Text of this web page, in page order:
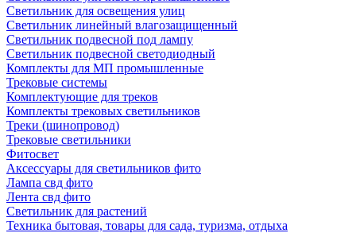
Светильник для освещения улиц
Светильник линейный влагозащищенный
Светильник подвесной под лампу
Светильник подвесной светодиодный
Комплекты для МП промышленные
Трековые системы
Комплектующие для треков
Комплекты трековых светильников
Треки (шинопровод)
Трековые светильники
Фитосвет
Аксессуары для светильников фито
Лампа свд фито
Лента свд фито
Светильник для растений
Техника бытовая, товары для сада, туризма, отдыха